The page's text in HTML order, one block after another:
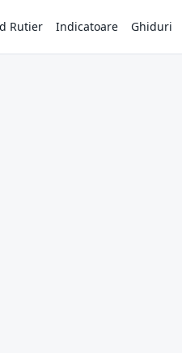
Rutier Indicatoare Ghiduri